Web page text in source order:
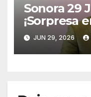
Sonora 29
¡Sorpresa
rumbo a
entra de
carrera en
JUN 29, 2026